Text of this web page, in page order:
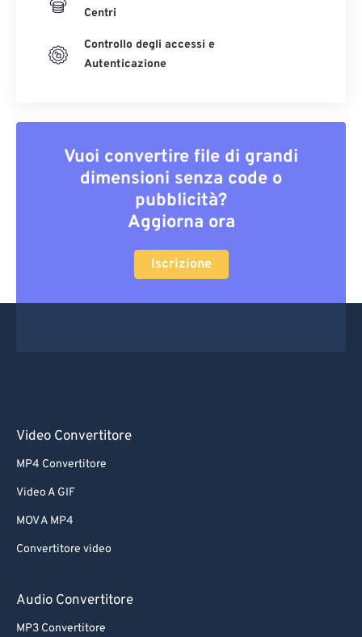
Centri
Controllo degli accessi e
Autenticazione
Vuoi convertire file di grandi
dimensioni senza code o
pubblicità?
Aggiorna ora
Iscrizione
Video Convertitore
MP4 Convertitore
Video A GIF
MOV A MP4
Convertitore video
Audio Convertitore
MP3 Convertitore